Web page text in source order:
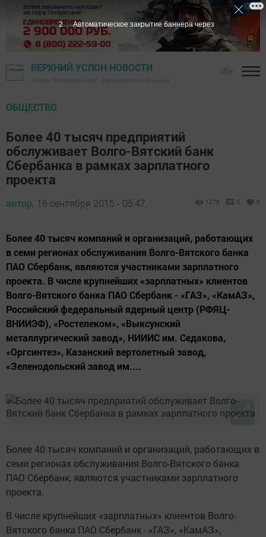
ВЕРХНИЙ УСЛОН НОВОСТИ
ОБЩЕСТВО
Более 40 тысяч предприятий
обслуживает Волго-Вятский банк
Сбербанка в рамках зарплатного
проекта
автор, 16 сентября 2015 - 05:47 1275 0 0
Более 40 тысяч компаний и организаций, работающих
в семи регионах обслуживания Волго-Вятского банка
ПАО Сбербанк, являются участниками зарплатного
проекта. В числе крупнейших «зарплатных» клиентов
Волго-Вятского банка ПАО Сбербанк - «ГАЗ», «КамАЗ»,
Российский федеральный ядерный центр (РФЯЦ-
ВНИИЭФ), «Ростелеком», «Выксунский
металлургический завод», НИИИС им. Седакова,
«Оргсинтез», Казанский вертолетный завод,
«Зеленодольский завод им....
Более 40 тысяч компаний и организаций, работающих в
семи регионах обслуживания Волго-Вятского банка
ПАО Сбербанк, являются участниками зарплатного
проекта.
В числе крупнейших «зарплатных» клиентов Волго-
Вятского банка ПАО Сбербанк - «ГАЗ», «КамАЗ»,
1 Автоматическое закрытие баннера через